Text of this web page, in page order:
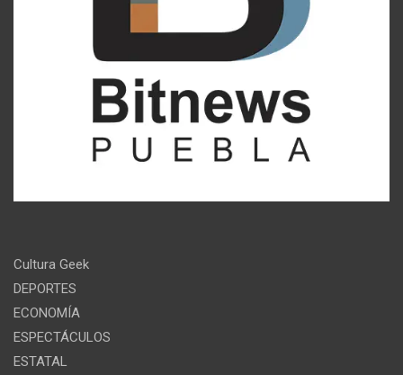
Cultura Geek
DEPORTES
ECONOMÍA
ESPECTÁCULOS
ESTATAL